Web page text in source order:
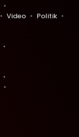
Video
Politik